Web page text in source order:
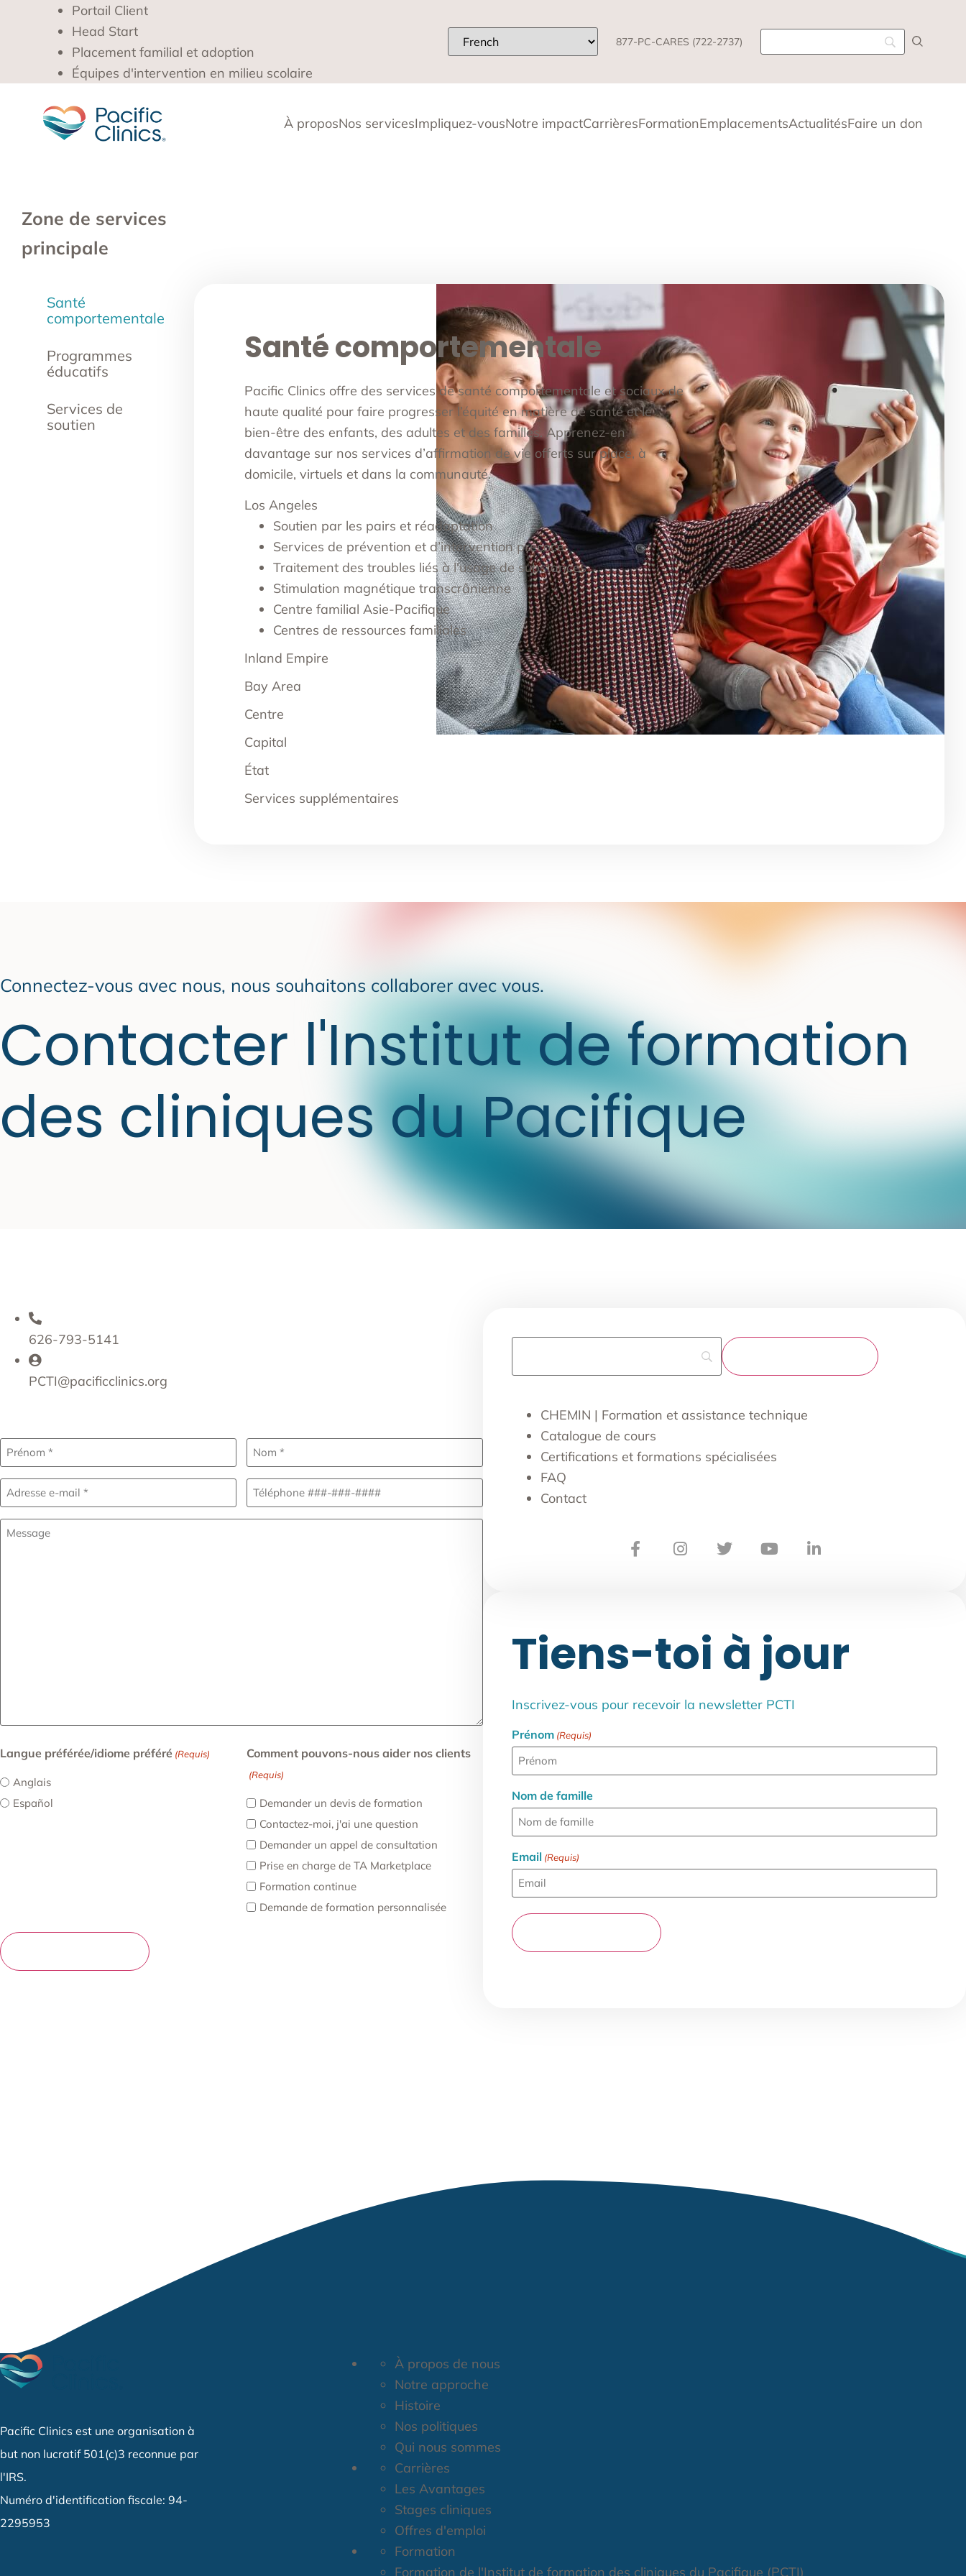
Portail Client
Head Start
Placement familial et adoption
Équipes d'intervention en milieu scolaire
877-PC-CARES (722-2737)
À proposNos servicesImpliquez-vousNotre impactCarrièresFormationEmplacementsActualitésFaire un don
Zone de services
principale
Santé
comportementale
Programmes
éducatifs
Services de
soutien
Santé comportementale
Pacific Clinics offre des services de santé comportementale et sociaux de
haute qualité pour faire progresser l’équité en matière de santé et le
bien-être des enfants, des adultes et des familles. Apprenez-en
davantage sur nos services d’affirmation de vie offerts sur place, à
domicile, virtuels et dans la communauté.
Los Angeles
Soutien par les pairs et réadaptation
Services de prévention et d’intervention précoce
Traitement des troubles liés à l'usage de substances
Stimulation magnétique transcrânienne
Centre familial Asie-Pacifique
Centres de ressources familiales
Inland Empire
Bay Area
Centre
Capital
État
Services supplémentaires
Connectez-vous avec nous, nous souhaitons collaborer avec vous.
Contacter l'Institut de formation
des cliniques du Pacifique
626-793-5141
PCTI@pacificclinics.org
Nom
(Requis)
Email
(Requis)
Téléphone
(Requis)
Sans
titre
Langue préférée/idiome préféré (Requis)
Anglais
Español
Comment pouvons-nous aider nos clients
(Requis)
Demander un devis de formation
Contactez-moi, j'ai une question
Demander un appel de consultation
Prise en charge de TA Marketplace
Formation continue
Demande de formation personnalisée
CHEMIN | Formation et assistance technique
Catalogue de cours
Certifications et formations spécialisées
FAQ
Contact
Tiens-toi à jour
Inscrivez-vous pour recevoir la newsletter PCTI
Prénom (Requis)
Nom de famille
Email (Requis)
Pacific Clinics est une organisation à
but non lucratif 501(c)3 reconnue par
l'IRS.
Numéro d'identification fiscale: 94-
2295953
À propos de nous
Notre approche
Histoire
Nos politiques
Qui nous sommes
Carrières
Les Avantages
Stages cliniques
Offres d'emploi
Formation
Formation de l'Institut de formation des cliniques du Pacifique (PCTI)